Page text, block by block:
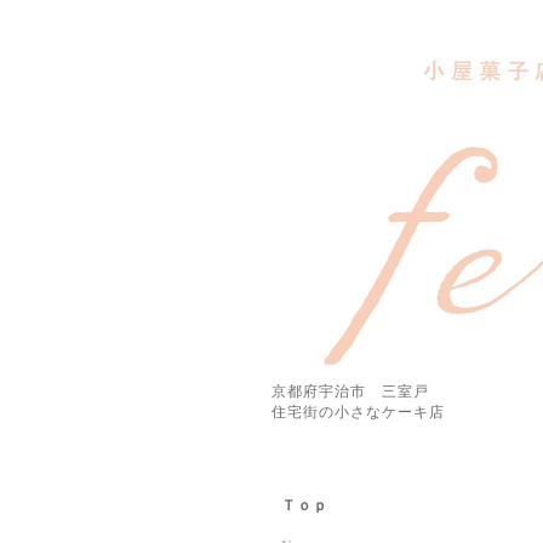
京都府宇治市 三室戸
住宅街の小さなケーキ店
Ｔｏｐ